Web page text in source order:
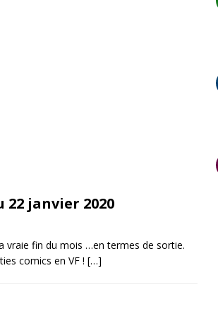
22 janvier 2020
vraie fin du mois …en termes de sortie.
comics en VF ! […]